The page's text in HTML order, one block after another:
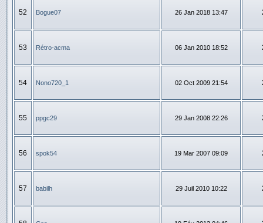
52 Bogue07 26 Jan 2018 13:47
53 Rétro-acma 06 Jan 2010 18:52
54 Nono720_1 02 Oct 2009 21:54
55 ppgc29 29 Jan 2008 22:26
56 spok54 19 Mar 2007 09:09
57 babilh 29 Juil 2010 10:22